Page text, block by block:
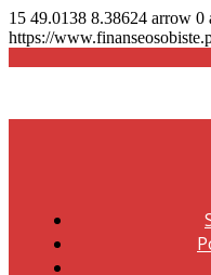
15 49.0138 8.38624 arrow 0
https://